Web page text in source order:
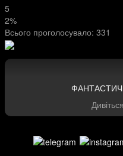
5
2%
Всього проголосувало: 331